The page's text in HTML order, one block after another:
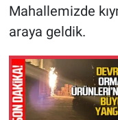
Mahallemizde
araya geldik.